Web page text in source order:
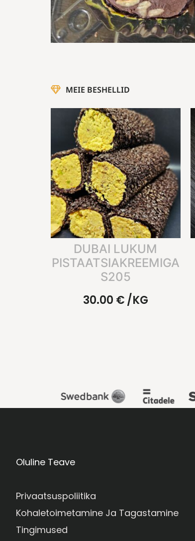
MEIE BESHELLID
DUBAI LUKUM
PISTAATSIAKREEMIGA
S205
30.00 €/KG
Oluline Teave
Privaatsuspoliitika
Kohaletoimetamine Ja Tagastamine
Tingimused